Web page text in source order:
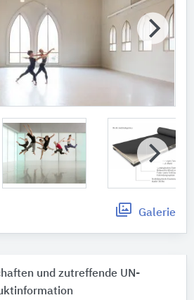
Galerie
und zutreffende UN-